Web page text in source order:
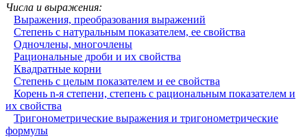
Числа и выражения:
Выражения, преобразования выражений
Степень с натуральным показателем, ее свойства
Одночлены, многочлены
Рациональные дроби и их свойства
Квадратные корни
Степень с целым показателем и ее свойства
Корень n-я степени, степень с рациональным показателем и
их свойства
Тригонометрические выражения и тригонометрические
формулы